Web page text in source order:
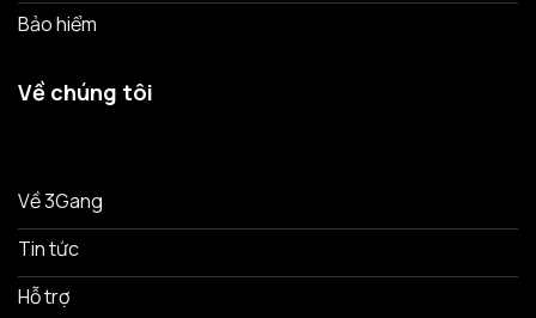
Bảo hiểm
Về chúng tôi
Về 3Gang
Tin tức
Hỗ trợ